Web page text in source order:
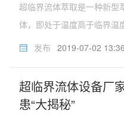
超临界流体萃取是一种新型
体，即处于温度高于临界温
态的流体作为萃取剂。从液
可概括为以下几个方而：⑴
发布 2019-07-02 13:36
超临界流体设备厂
患“大揭秘​”